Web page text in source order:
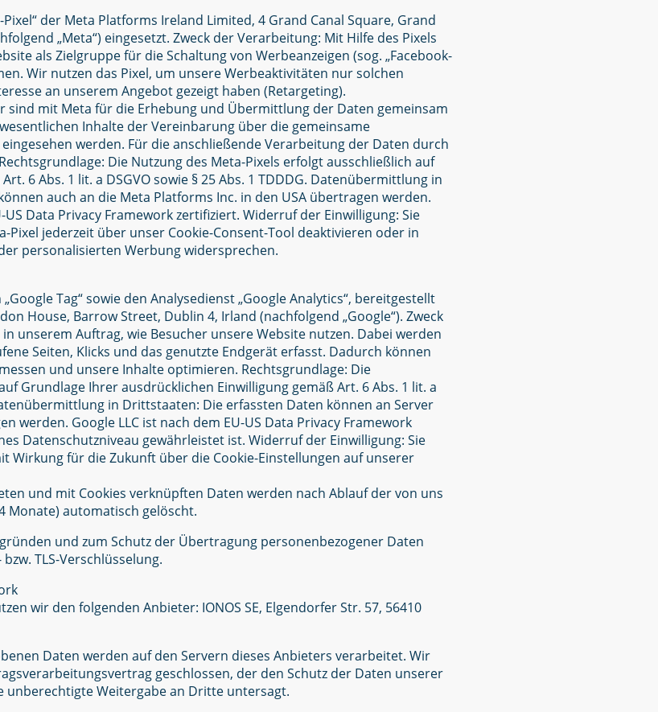
der Meta Platforms Ireland Limited, 4 Grand Canal Square, Grand
„Meta“) eingesetzt. Zweck der Verarbeitung: Mit Hilfe des Pixels
als Zielgruppe für die Schaltung von Werbeanzeigen (sog. „Facebook-
Wir nutzen das Pixel, um unsere Werbeaktivitäten nur solchen
an unserem Angebot gezeigt haben (Retargeting).
sind mit Meta für die Erhebung und Übermittlung der Daten gemeinsam
Inhalte der Vereinbarung über die gemeinsame
werden. Für die anschließende Verarbeitung der Daten durch
Die Nutzung des Meta-Pixels erfolgt ausschließlich auf
6 Abs. 1 lit. a DSGVO sowie § 25 Abs. 1 TDDDG. Datenübermittlung in
auch an die Meta Platforms Inc. in den USA übertragen werden.
Data Privacy Framework zertifiziert. Widerruf der Einwilligung: Sie
Pixel jederzeit über unser Cookie-Consent-Tool deaktivieren oder in
personalisierten Werbung widersprechen.
Tag“ sowie den Analysedienst „Google Analytics“, bereitgestellt
House, Barrow Street, Dublin 4, Irland (nachfolgend „Google“). Zweck
unserem Auftrag, wie Besucher unsere Website nutzen. Dabei werden
Seiten, Klicks und das genutzte Endgerät erfasst. Dadurch können
und unsere Inhalte optimieren. Rechtsgrundlage: Die
Grundlage Ihrer ausdrücklichen Einwilligung gemäß Art. 6 Abs. 1 lit. a
in Drittstaaten: Die erfassten Daten können an Server
werden. Google LLC ist nach dem EU-US Data Privacy Framework
Datenschutzniveau gewährleistet ist. Widerruf der Einwilligung: Sie
Wirkung für die Zukunft über die Cookie-Einstellungen auf unserer
und mit Cookies verknüpften Daten werden nach Ablauf der von uns
Monate) automatisch gelöscht.
und zum Schutz der Übertragung personenbezogener Daten
TLS-Verschlüsselung.
wir den folgenden Anbieter: IONOS SE, Elgendorfer Str. 57, 56410
Daten werden auf den Servern dieses Anbieters verarbeitet. Wir
geschlossen, der den Schutz der Daten unserer
unberechtigte Weitergabe an Dritte untersagt.